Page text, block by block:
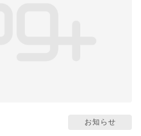
お知らせ